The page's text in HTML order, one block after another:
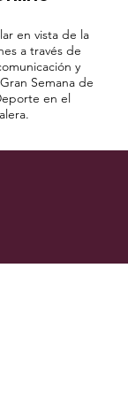
en vista de la
a través de
y
Semana de
en el